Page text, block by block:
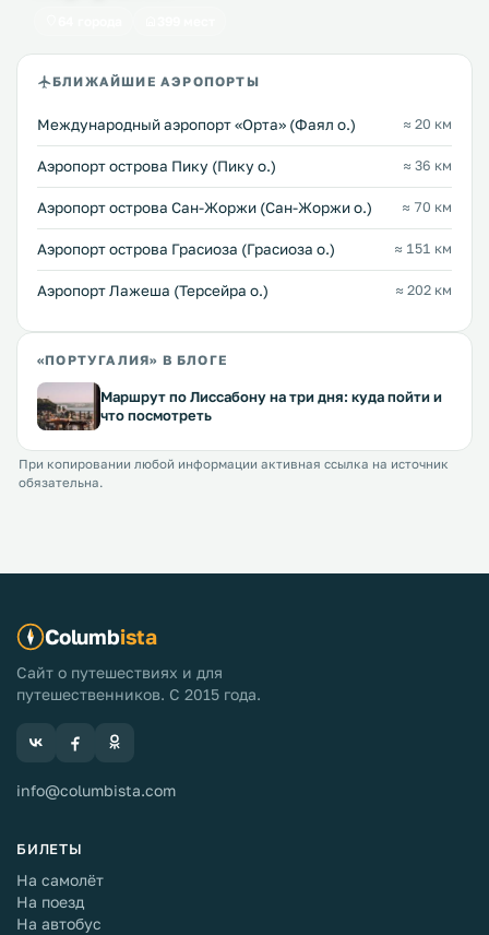
БЛИЖАЙШИЕ АЭРОПОРТЫ
Международный аэропорт «Орта» (Фаял о.) ≈ 20 км
Аэропорт острова Пику (Пику о.) ≈ 36 км
Аэропорт острова Сан-Жоржи (Сан-Жоржи о.) ≈ 70 км
Аэропорт острова Грасиоза (Грасиоза о.) ≈ 151 км
Аэропорт Лажеша (Терсейра о.) ≈ 202 км
«ПОРТУГАЛИЯ» В БЛОГЕ
Маршрут по Лиссабону на три дня: куда пойти и
что посмотреть
При копировании любой информации активная ссылка на источник
обязательна.
Columbista
Сайт о путешествиях и для
путешественников. С 2015 года.
info@columbista.com
БИЛЕТЫ
На самолёт
На поезд
На автобус